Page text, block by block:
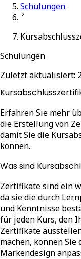
Schulungen
Schulungen
Zuletzt aktualisiert:
Erfahren Sie mehr
die Erstellung von
damit Sie die
können.
Was sind
Zertifikate sind ein
da sie die durch
und Kenntnisse
für jeden Kurs, den
Zertifikate
machen, können
Markendesign